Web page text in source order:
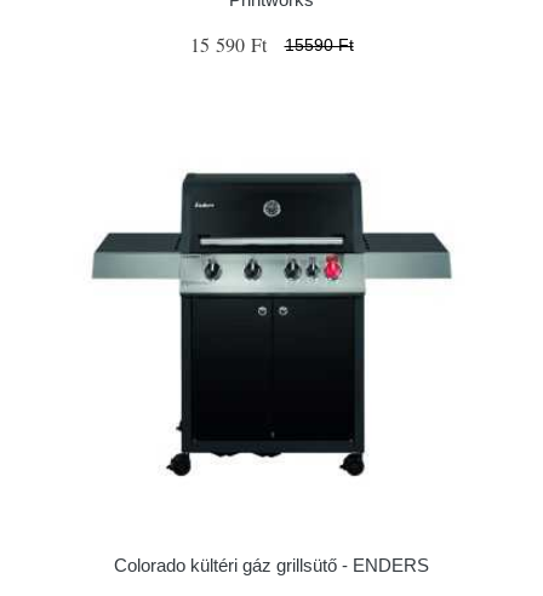
15 590 Ft 15590 Ft
Colorado kültéri gáz grillsütő - ENDERS